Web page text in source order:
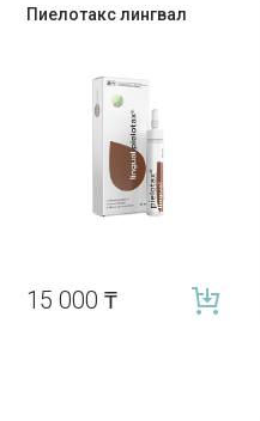
Пиелотакс лингвал
15 000₸